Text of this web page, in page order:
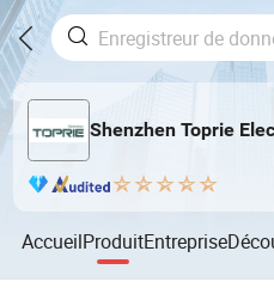
Shenzhen Toprie
AccueilProduitEntreprise